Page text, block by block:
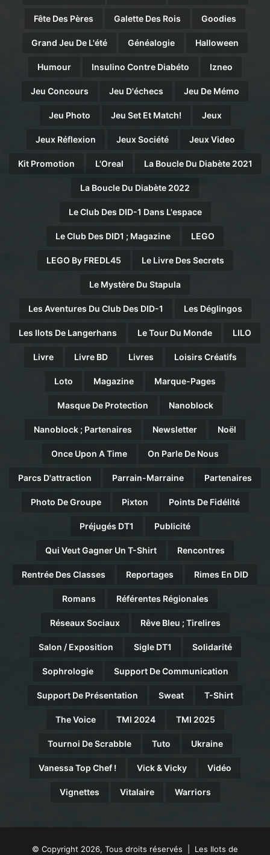
Fête Des Pères Galette Des Rois Goodies
Grand Jeu De L'été Généalogie Halloween
Humour Insulino Contre Diabéto Izneo
Jeu Concours Jeu D'échecs Jeu De Mémo
Jeu Photo Jeu Set Et Match! Jeux
Jeux Réflexion Jeux Société Jeux Video
Kit Promotion L'Oreal La Boucle Du Diabète 2021
La Boucle Du Diabète 2022
Le Club Des DID-1 Dans L'espace
Le Club Des DID1 ; Magazine LEGO
LEGO By FREDL45 Le Livre Des Secrets
Le Mystère Du Stapula
Les Aventures Du Club Des DID-1 Les Déglingos
Les Ilots De Langerhans Le Tour Du Monde LILO
Livre Livre BD Livres Loisirs Créatifs
Loto Magazine Marque-Pages
Masque De Protection Nanoblock
Nanoblock ; Partenaires Newsletter Noël
Once Upon A Time On Parle De Nous
Parcs D'attraction Parrain-Marraine Partenaires
Photo De Groupe Pixton Points De Fidélité
Préjugés DT1 Publicité
Qui Veut Gagner Un T-Shirt Rencontres
Rentrée Des Classes Reportages Rimes En DID
Romans Référentes Régionales
Réseaux Sociaux Rêve Bleu ; Tirelires
Salon / Exposition Sigle DT1 Solidarité
Sophrologie Support De Communication
Support De Présentation Sweat T-Shirt
The Voice TMI 2024 TMI 2025
Tournoi De Scrabble Tuto Ukraine
Vanessa Top Chef ! Vick & Vicky Vidéo
Vignettes Vitalaire Warriors
© Copyright 2026, Tous droits réservés | Les Ilots de